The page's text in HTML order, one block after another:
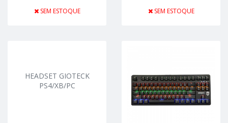
SEM ESTOQUE SEM ESTOQUE
HEADSET GIOTECK
PS4/XB/PC